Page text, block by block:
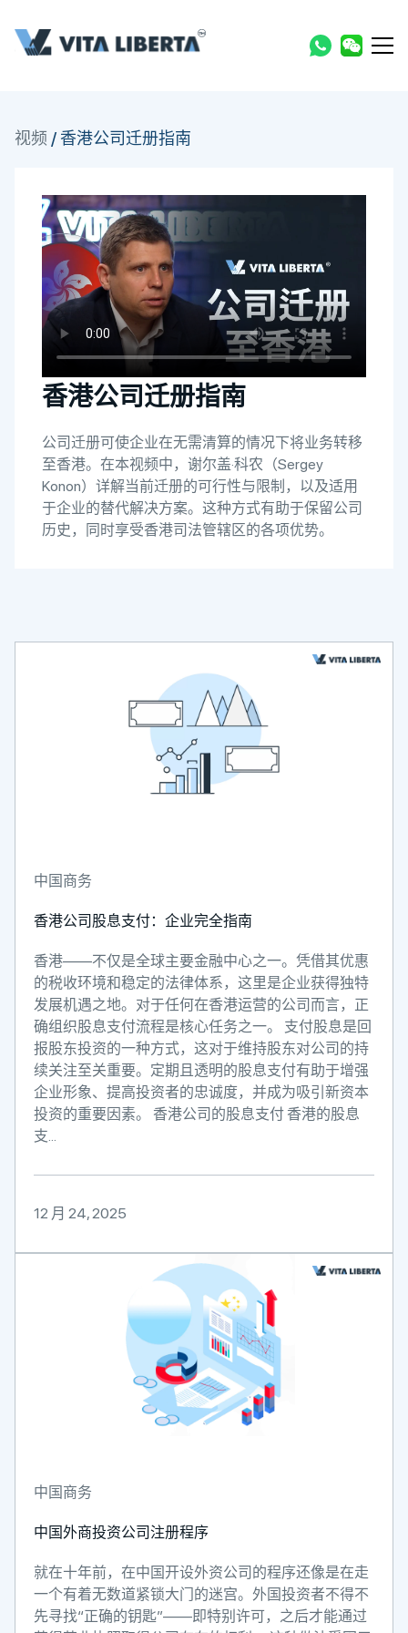
视频 / 香港公司迁册指南
香港公司迁册指南
公司迁册可使企业在无需清算的情况下将业务转移
至香港。在本视频中，谢尔盖·科农（Sergey
Konon）详解当前迁册的可行性与限制，以及适用
于企业的替代解决方案。这种方式有助于保留公司
历史，同时享受香港司法管辖区的各项优势。
中国商务
香港公司股息支付：企业完全指南
香港——不仅是全球主要金融中心之一。凭借其优惠
的税收环境和稳定的法律体系，这里是企业获得独特
发展机遇之地。对于任何在香港运营的公司而言，正
确组织股息支付流程是核心任务之一。 支付股息是回
报股东投资的一种方式，这对于维持股东对公司的持
续关注至关重要。定期且透明的股息支付有助于增强
企业形象、提高投资者的忠诚度，并成为吸引新资本
投资的重要因素。 香港公司的股息支付 香港的股息
支...
12 月 24, 2025
中国商务
中国外商投资公司注册程序
就在十年前，在中国开设外资公司的程序还像是在走
一个有着无数道紧锁大门的迷宫。外国投资者不得不
先寻找“正确的钥匙”——即特别许可，之后才能通过